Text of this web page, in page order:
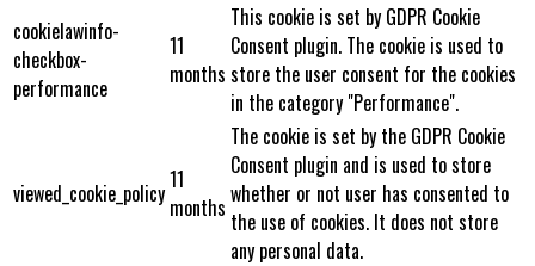
cookielawinfo-
checkbox-
performance
11
months
This cookie is set by GDPR Cookie
Consent plugin. The cookie is used to
store the user consent for the cookies
in the category "Performance".
viewed_cookie_policy11
months
The cookie is set by the GDPR Cookie
Consent plugin and is used to store
whether or not user has consented to
the use of cookies. It does not store
any personal data.